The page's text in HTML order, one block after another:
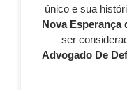
único e sua
Nova Esperança
ser
Advogado De